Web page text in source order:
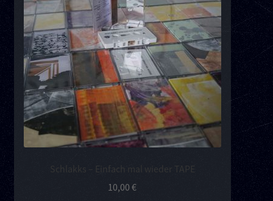
Kontakt
Links
Schlakks – Einfach mal wieder TAPE
10,00€